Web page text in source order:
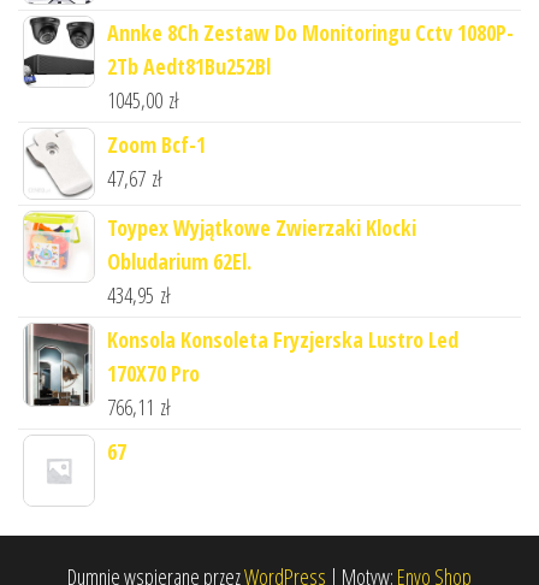
Annke 8Ch Zestaw Do Monitoringu Cctv 1080P-
2Tb Aedt81Bu252Bl
1045,00 zł
Zoom Bcf-1
47,67 zł
Toypex Wyjątkowe Zwierzaki Klocki
Obludarium 62El.
434,95 zł
Konsola Konsoleta Fryzjerska Lustro Led
170X70 Pro
766,11 zł
67
Dumnie wspierane przezWordPress | Motyw: Envo Shop